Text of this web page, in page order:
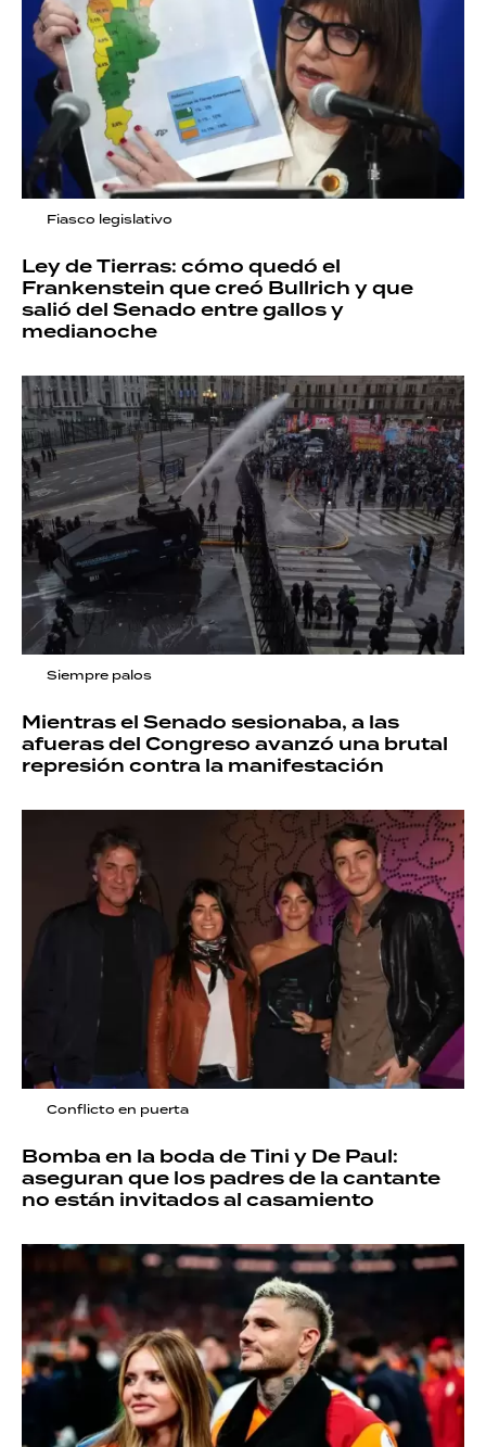
Fiasco legislativo
Ley de Tierras: cómo quedó el
Frankenstein que creó Bullrich y que
salió del Senado entre gallos y
medianoche
Siempre palos
Mientras el Senado sesionaba, a las
afueras del Congreso avanzó una brutal
represión contra la manifestación
Conflicto en puerta
Bomba en la boda de Tini y De Paul:
aseguran que los padres de la cantante
no están invitados al casamiento